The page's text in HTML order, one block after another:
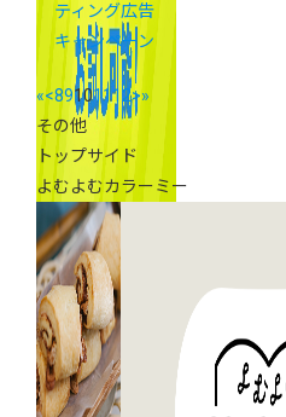
ティング広告
キャンペーン
«<89101112>»
その他
トップサイド
よむよむカラーミー